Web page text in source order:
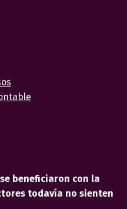
beneficiaron con la
todavía no sienten